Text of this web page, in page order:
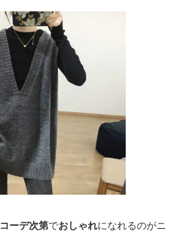
コーデ次第でおしゃれになれるのがニ